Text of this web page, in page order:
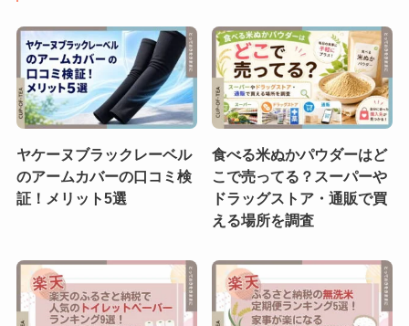
ヤケーヌブラックレーベル
のアームカバーの口コミ検
証！メリット5選
食べる米ぬかパウダーはど
こで売ってる？スーパーや
ドラッグストア・通販で買
える場所を調査